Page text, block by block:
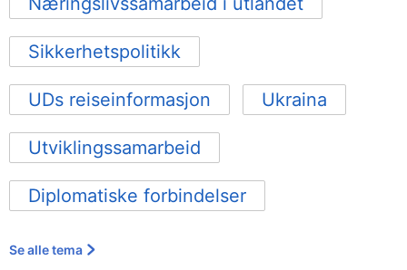
Sikkerhetspolitikk
UDs reiseinformasjon Ukraina
Utviklingssamarbeid
Diplomatiske forbindelser
Se alle tema